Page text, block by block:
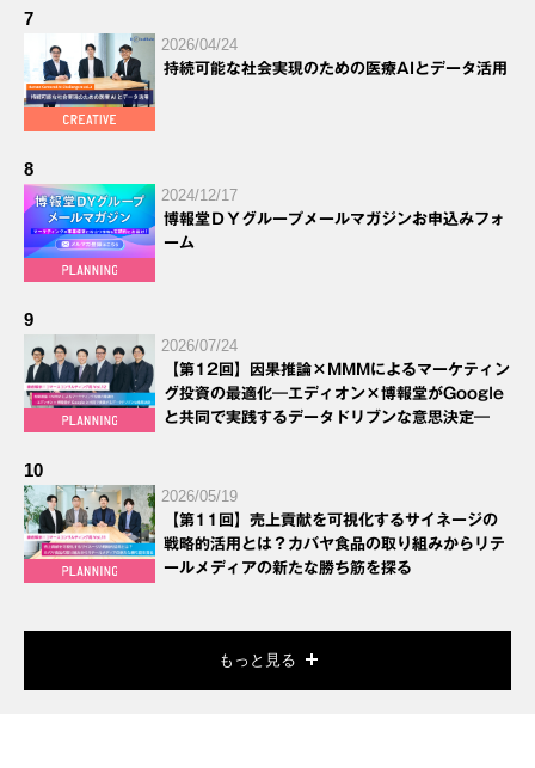
7
2026/04/24
持続可能な社会実現のための医療AIとデータ活用
8
2024/12/17
博報堂ＤＹグループメールマガジンお申込みフォ
ーム
9
2026/07/24
【第12回】因果推論×MMMによるマーケティン
グ投資の最適化―エディオン×博報堂がGoogle
と共同で実践するデータドリブンな意思決定―
10
2026/05/19
【第11回】売上貢献を可視化するサイネージの
戦略的活用とは？カバヤ食品の取り組みからリテ
ールメディアの新たな勝ち筋を探る
もっと見る